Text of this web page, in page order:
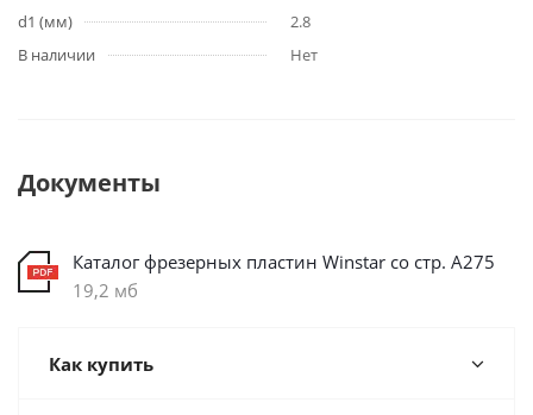
d1 (мм)
2.8
В наличии
Нет
Документы
Каталог фрезерных пластин Winstar со стр. А275
19,2 мб
Как купить